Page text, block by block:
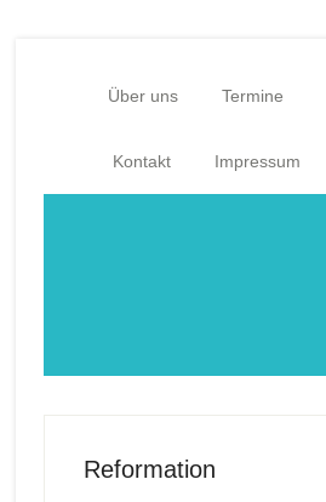
Über uns Termine
Kontakt Impressum
Reformation